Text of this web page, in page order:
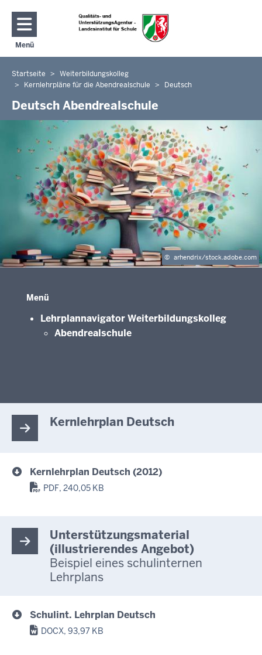
Direkt zum Inhalt
Menü
Navigation aktivieren/deaktivieren: Hauptmenü
Sie
befinden
sich
hier
Startseite
Weiterbildungskolleg
Kernlehrpläne für die Abendrealschule
Deutsch
Deutsch Abendrealschule
© arhendrix/stock.adobe.com
Menü
Lehrplannavigator Weiterbildungskolleg
Abendrealschule
Kernlehrplan Deutsch
Kernlehrplan Deutsch (2012)
PDF, 240,05 KB
Unterstützungsmaterial
(illustrierendes Angebot)
Beispiel eines schulinternen
Lehrplans
Schulint. Lehrplan Deutsch
DOCX, 93,97 KB